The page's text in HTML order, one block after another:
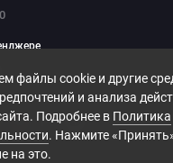
файлы cookie и другие
и анализа
Подробнее в Политика
. Нажмите
на это.